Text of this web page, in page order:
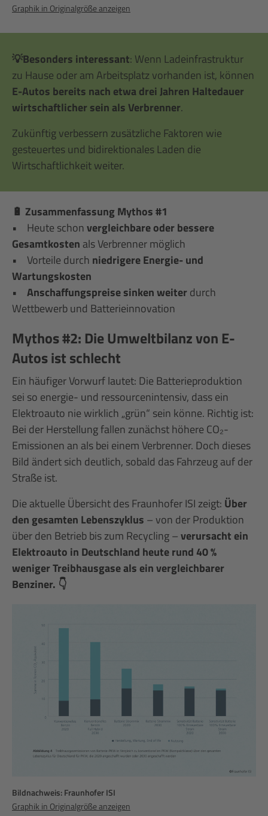
Graphik in Originalgröße anzeigen
💡Besonders interessant: Wenn Ladeinfrastruktur
zu Hause oder am Arbeitsplatz vorhanden ist, können
E-Autos bereits nach etwa drei Jahren Haltedauer
wirtschaftlicher sein als Verbrenner.
Zukünftig verbessern zusätzliche Faktoren wie
gesteuertes und bidirektionales Laden die
Wirtschaftlichkeit weiter.
🔋 Zusammenfassung Mythos #1
• Heute schonvergleichbare oder bessere
Gesamtkosten als Verbrenner möglich
• Vorteile durch niedrigere Energie- und
Wartungskosten
• Anschaffungspreise sinken weiterdurch
Wettbewerb und Batterieinnovation
Mythos #2: Die Umweltbilanz von E-
Autos ist schlecht
Ein häufiger Vorwurf lautet: Die Batterieproduktion
sei so energie- und ressourcenintensiv, dass ein
Elektroauto nie wirklich „grün“ sein könne. Richtig ist:
Bei der Herstellung fallen zunächst höhere CO₂-
Emissionen an als bei einem Verbrenner. Doch dieses
Bild ändert sich deutlich, sobald das Fahrzeug auf der
Straße ist.
Die aktuelle Übersicht des Fraunhofer ISI zeigt: Über
den gesamten Lebenszyklus – von der Produktion
über den Betrieb bis zum Recycling –verursacht ein
Elektroauto in Deutschland heute rund 40 %
weniger Treibhausgase als ein vergleichbarer
Benziner. 👇
Bildnachweis: Fraunhofer ISI
Graphik in Originalgröße anzeigen